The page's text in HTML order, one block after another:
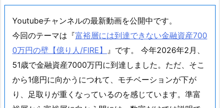
Youtubeチャンネルの最新動画を公開中です。
今回のテーマは『富裕層には到達できない金融資産700
0万円の壁【億り人/FIRE】
』です。 今年2026年2月、
51歳で金融資産7000万円に到達しました。ただ、そこ
から1億円に向かうにつれて、モチベーションが下が
り、足取りが重くなっているのを感じています。準富